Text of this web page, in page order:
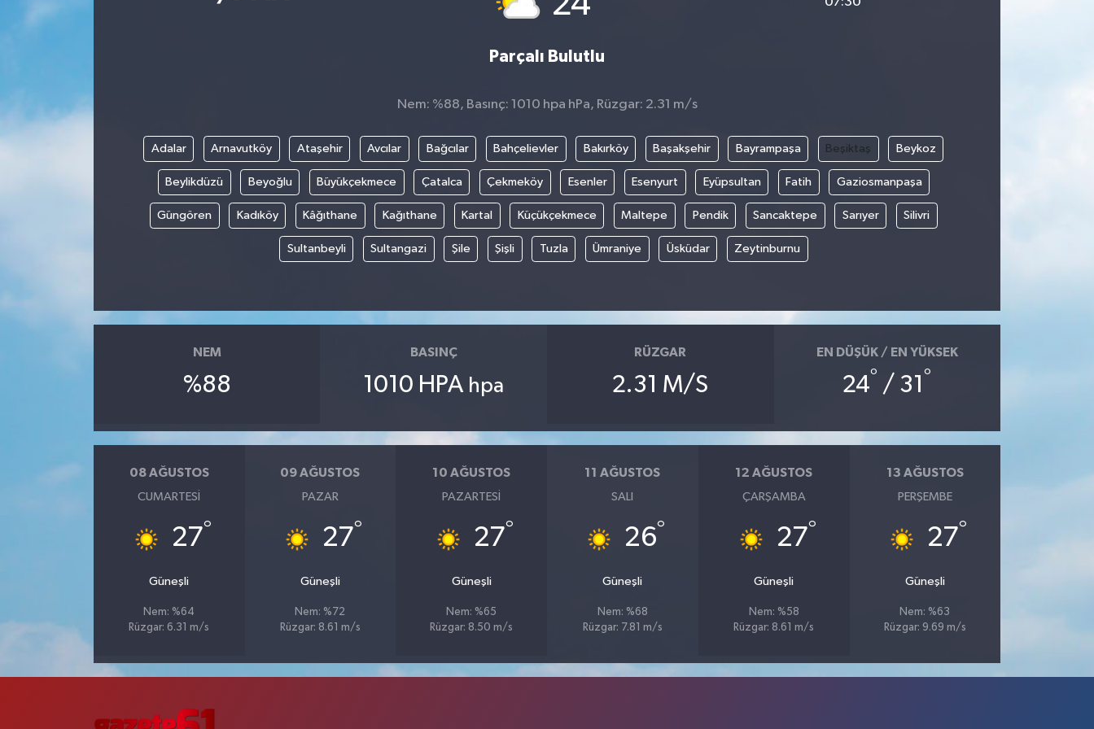
Parçalı Bulutlu
Nem: %88, Basınç: 1010 hpa hPa, Rüzgar: 2.31 m/s
Adalar Arnavutköy Ataşehir Avcılar Bağcılar Bahçelievler Bakırköy Başakşehir Bayrampaşa Beşiktaş Beykoz
Beylikdüzü Beyoğlu Büyükçekmece Çatalca Çekmeköy Esenler Esenyurt Eyüpsultan Fatih Gaziosmanpaşa
Güngören Kadıköy Kâğıthane Kağıthane Kartal Küçükçekmece Maltepe Pendik Sancaktepe Sarıyer Silivri
Sultanbeyli Sultangazi Şile Şişli Tuzla Ümraniye Üsküdar Zeytinburnu
NEM
%88
BASINÇ
1010 HPA hpa
RÜZGAR
2.31 M/S
EN DÜŞÜK / EN YÜKSEK
24° / 31 °
08 AĞUSTOS
CUMARTESI
27°
Güneşli
Nem: %64
Rüzgar: 6.31 m/s
09 AĞUSTOS
PAZAR
27°
Güneşli
Nem: %72
Rüzgar: 8.61 m/s
10 AĞUSTOS
PAZARTESI
27°
Güneşli
Nem: %65
Rüzgar: 8.50 m/s
11 AĞUSTOS
SALI
26°
Güneşli
Nem: %68
Rüzgar: 7.81 m/s
12 AĞUSTOS
ÇARŞAMBA
27°
Güneşli
Nem: %58
Rüzgar: 8.61 m/s
13 AĞUSTOS
PERŞEMBE
27°
Güneşli
Nem: %63
Rüzgar: 9.69 m/s